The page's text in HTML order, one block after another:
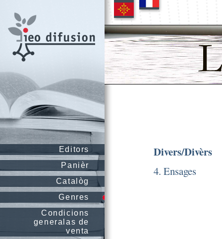
Editors
Panièr
Catalòg
Genres
Condicions
generalas de
venta
Divers/Divèrs
4. Ensages